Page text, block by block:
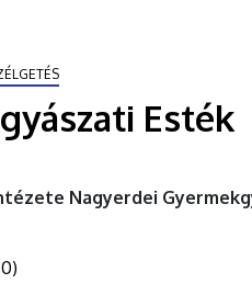
Esték
Nagyerdei